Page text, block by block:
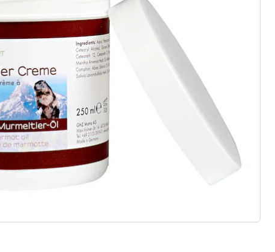
redenen voor
& Comfort”
Gratis kopen op rekening
Gratis retour
Geen minimaal bestelbedrag